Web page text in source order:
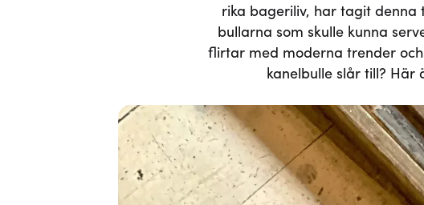
rika bageriliv, har tagit denna
bullarna som skulle kunna
flirtar med moderna trender
kanelbulle slår till? Här